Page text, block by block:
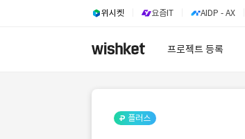
위시켓 요즘IT AIDP - AX
프로젝트 등록
플러스